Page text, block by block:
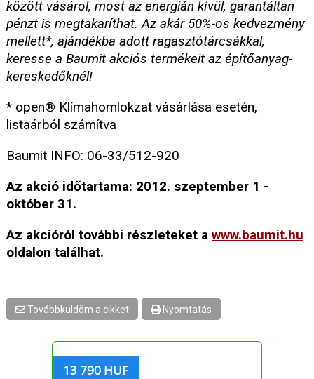
között vásárol, most az energián kívül, garantáltan
pénzt is megtakaríthat. Az akár 50%-os kedvezmény
mellett*, ajándékba adott ragasztótárcsákkal,
keresse a Baumit akciós termékeit az építőanyag-
kereskedőknél!
* open® Klímahomlokzat vásárlása esetén,
listaárból számítva
Baumit INFO: 06-33/512-920
Az akció időtartama: 2012. szeptember 1 -
október 31.
Az akcióról további részleteket a www.baumit.hu
oldalon találhat.
Továbbküldöm a cikket Nyomtatás
13 790 HUF